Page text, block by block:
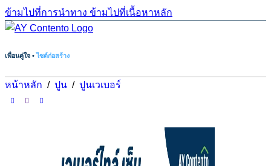
ข้ามไปที่การนำทาง ข้ามไปที่เนื้อหาหลัก
เพื่อนคู่ใจ • ไซต์ก่อสร้าง
หน้าหลัก / ปูน / ปูนเวเบอร์